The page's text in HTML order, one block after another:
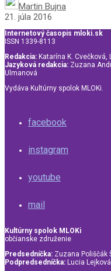
Martin Bujna
21. júla 2016
Internetový časopis mloki.sk
ISSN 1339-8113
Redakcia: Katarína K. Cvečková,
Jazyková redakcia: Zuzana
Ulmanová
Vydáva Kultúrny spolok MLOKi.
facebook
instagram
youtube
mail
Kultúrny spolok MLOKi
občianske združenie
Predsedníčka: Zuzana Poliščák
Podpredsedníčka: Lucia Lejková